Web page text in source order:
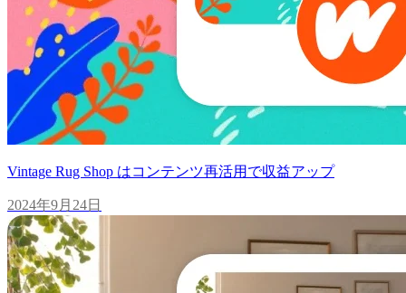
Vintage Rug Shop はコンテンツ再活用で収益アップ
2024年9月24日